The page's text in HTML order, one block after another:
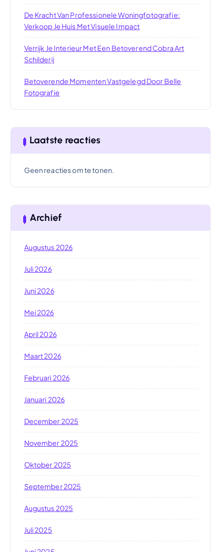
De Kracht Van Professionele Woningfotografie:
Verkoop Je Huis Met Visuele Impact
Verrijk Je Interieur Met Een Betoverend Cobra Art
Schilderij
Betoverende Momenten Vastgelegd Door Belle
Fotografie
Laatste reacties
Geen reacties om te tonen.
Archief
Augustus 2026
Juli 2026
Juni 2026
Mei 2026
April 2026
Maart 2026
Februari 2026
Januari 2026
December 2025
November 2025
Oktober 2025
September 2025
Augustus 2025
Juli 2025